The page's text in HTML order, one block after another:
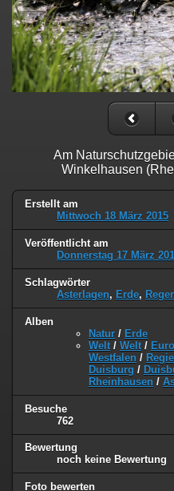
Am
Winkelhausen
Erstellt am
Mittwoch 18 März 2015
Veröffentlicht am
Donnerstag 17 März
Schlagwörter
Asterlagen, Erde,
Alben
Natur / Erde
Welt / Welt /
Westfalen /
Duisburg /
Rheinhausen /
Besuche
762
Bewertung
noch keine Bewertung
Foto bewerten